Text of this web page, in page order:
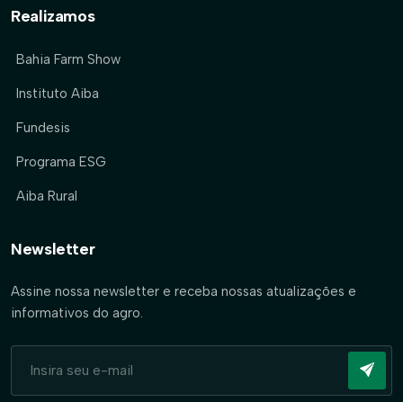
Realizamos
Bahia Farm Show
Instituto Aiba
Fundesis
Programa ESG
Aiba Rural
Newsletter
Assine nossa newsletter e receba nossas atualizações e
informativos do agro.